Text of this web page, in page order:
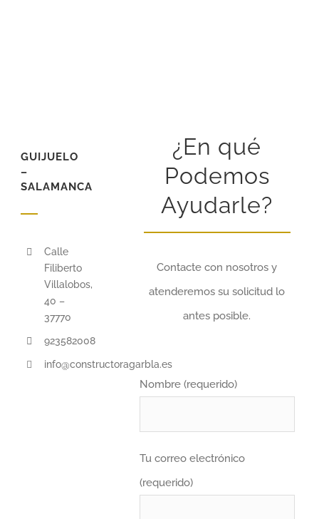
GUIJUELO
–
SALAMANCA
Calle
Filiberto
Villalobos,
40 –
37770
923582008
info@constructoragarbla.es
¿En qué
Podemos
Ayudarle?
Contacte con nosotros y
atenderemos su solicitud lo
antes posible.
Nombre (requerido)
Tu correo electrónico
(requerido)